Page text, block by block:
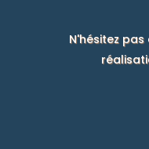
N'hésitez